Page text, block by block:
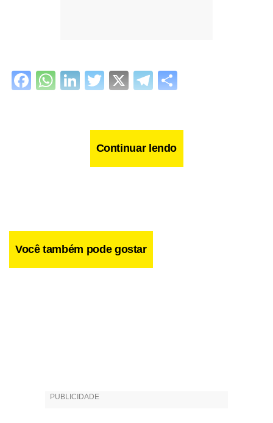
Facebook
WhatsApp
LinkedIn
Twitter
X Telegram
Continuar lendo
Você também pode gostar